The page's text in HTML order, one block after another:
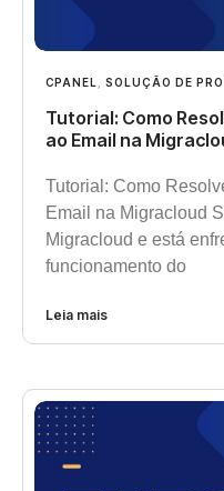
CPANEL SOLUÇÃO DE
Tutorial: Como
ao Email na
Tutorial: Como
Email na Migracloud
Migracloud e está
funcionamento do
Leia mais